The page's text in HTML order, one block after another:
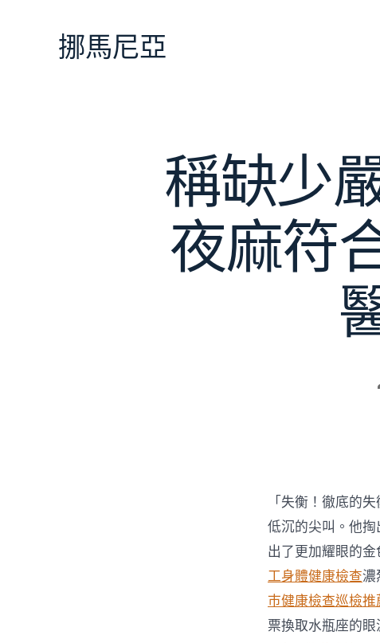
挪馬尼亞
稱缺少
夜麻符
「失衡！徹底的
低沉的尖叫。他
出了更加耀眼的
工身體健康檢查濃
巿健康檢查巡檢推
票換取水瓶座的